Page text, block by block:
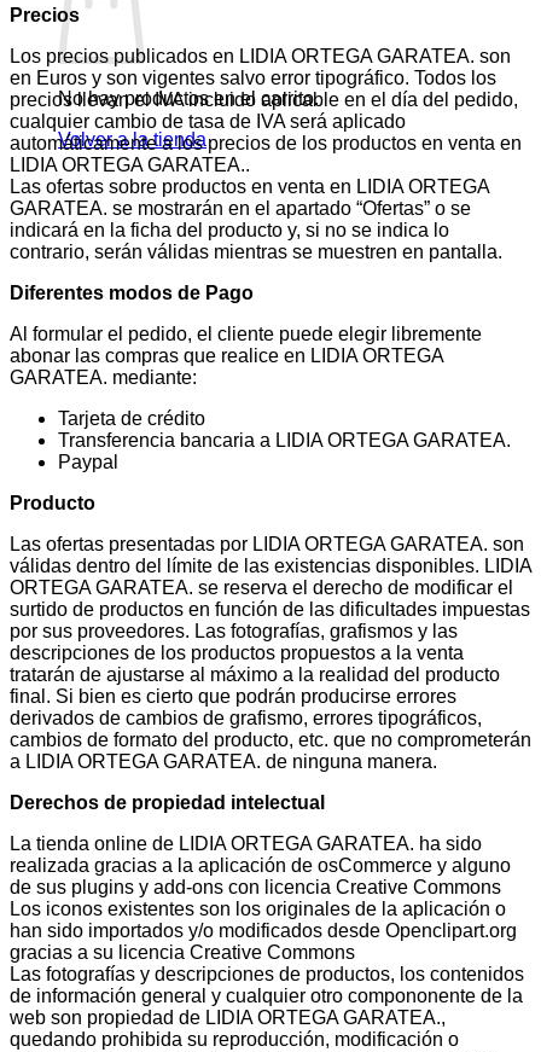
No hay productos en el carrito.
Volver a la tienda
Precios
Los precios publicados en LIDIA ORTEGA GARATEA. son
en Euros y son vigentes salvo error tipográfico. Todos los
precios llevan el IVA incluido aplicable en el día del pedido,
cualquier cambio de tasa de IVA será aplicado
automáticamente a los precios de los productos en venta en
LIDIA ORTEGA GARATEA..
Las ofertas sobre productos en venta en LIDIA ORTEGA
GARATEA. se mostrarán en el apartado “Ofertas” o se
indicará en la ficha del producto y, si no se indica lo
contrario, serán válidas mientras se muestren en pantalla.
Diferentes modos de Pago
Al formular el pedido, el cliente puede elegir libremente
abonar las compras que realice en LIDIA ORTEGA
GARATEA. mediante:
Tarjeta de crédito
Transferencia bancaria a LIDIA ORTEGA GARATEA.
Paypal
Producto
Las ofertas presentadas por LIDIA ORTEGA GARATEA. son
válidas dentro del límite de las existencias disponibles. LIDIA
ORTEGA GARATEA. se reserva el derecho de modificar el
surtido de productos en función de las dificultades impuestas
por sus proveedores. Las fotografías, grafismos y las
descripciones de los productos propuestos a la venta
tratarán de ajustarse al máximo a la realidad del producto
final. Si bien es cierto que podrán producirse errores
derivados de cambios de grafismo, errores tipográficos,
cambios de formato del producto, etc. que no comprometerán
a LIDIA ORTEGA GARATEA. de ninguna manera.
Derechos de propiedad intelectual
La tienda online de LIDIA ORTEGA GARATEA. ha sido
realizada gracias a la aplicación de osCommerce y alguno
de sus plugins y add-ons con licencia Creative Commons
Los iconos existentes son los originales de la aplicación o
han sido importados y/o modificados desde Openclipart.org
gracias a su licencia Creative Commons
Las fotografías y descripciones de productos, los contenidos
de información general y cualquier otro compononente de la
web son propiedad de LIDIA ORTEGA GARATEA.,
quedando prohibida su reproducción, modificación o